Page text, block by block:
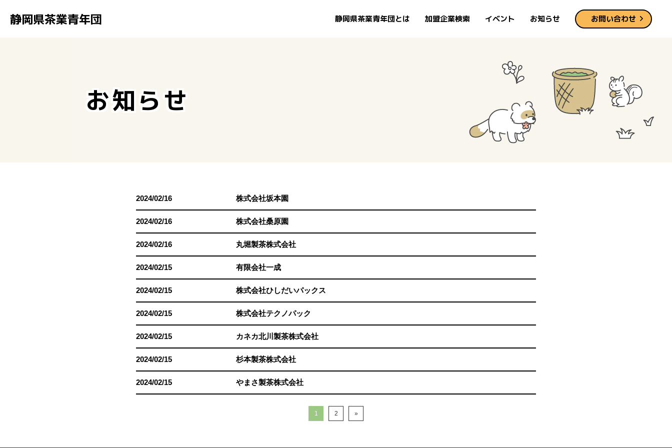
静岡県茶業青年団 静岡県茶業青年団とは 加盟企業検索 イベント お知らせ お問い合わせ
お知らせ
2024/02/16 株式会社坂本園
2024/02/16 株式会社桑原園
2024/02/16 丸堀製茶株式会社
2024/02/15 有限会社一成
2024/02/15 株式会社ひしだいパックス
2024/02/15 株式会社テクノパック
2024/02/15 カネカ北川製茶株式会社
2024/02/15 杉本製茶株式会社
2024/02/15 やまさ製茶株式会社
1 2 »